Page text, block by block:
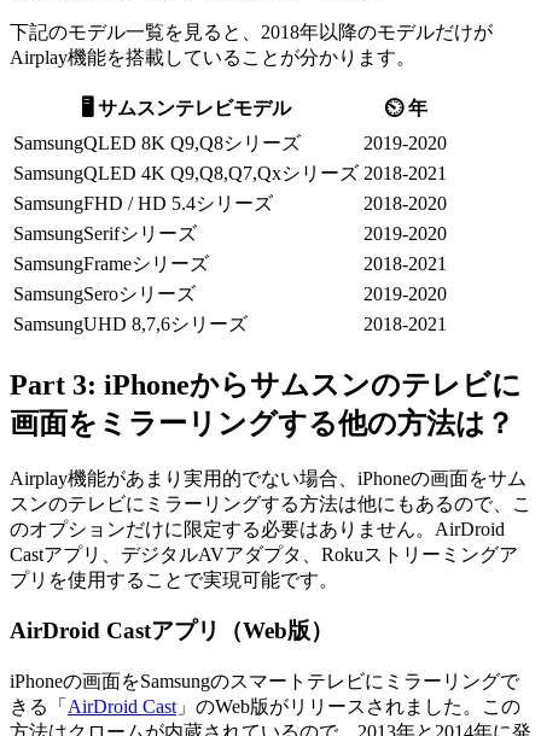
下記のモデル一覧を見ると、2018年以降のモデルだけが
Airplay機能を搭載していることが分かります。
🖥️ サムスンテレビモデル
⏲️ 年
SamsungQLED 8K Q9,Q8シリーズ
2019-2020
SamsungQLED 4K Q9,Q8,Q7,Qxシリーズ 2018-2021
SamsungFHD / HD 5.4シリーズ
2018-2020
SamsungSerifシリーズ
2019-2020
SamsungFrameシリーズ
2018-2021
SamsungSeroシリーズ
2019-2020
SamsungUHD 8,7,6シリーズ
2018-2021
Part 3: iPhoneからサムスンのテレビに
画面をミラーリングする他の方法は？
Airplay機能があまり実用的でない場合、iPhoneの画面をサム
スンのテレビにミラーリングする方法は他にもあるので、こ
のオプションだけに限定する必要はありません。AirDroid
Castアプリ、デジタルAVアダプタ、Rokuストリーミングア
プリを使用することで実現可能です。
AirDroid Castアプリ（Web版）
iPhoneの画面をSamsungのスマートテレビにミラーリングで
きる「 AirDroid Cast 」のWeb版がリリースされました。この